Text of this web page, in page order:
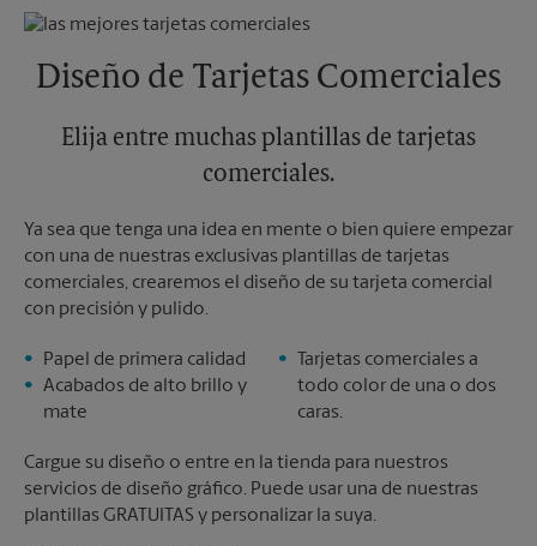
Martes
Viernes
5:00 PM
Domingo
Sin Recolección
Martes
5:00 PM
Diseño de Tarjetas Comerciales
Elija entre muchas plantillas de tarjetas
comerciales.
Ya sea que tenga una idea en mente o bien quiere empezar
con una de nuestras exclusivas plantillas de tarjetas
comerciales, crearemos el diseño de su tarjeta comercial
con precisión y pulido.
Papel de primera calidad
Acabados de alto brillo y
mate
Tarjetas comerciales a
todo color de una o dos
caras.
Cargue su diseño o entre en la tienda para nuestros
servicios de diseño gráfico. Puede usar una de nuestras
plantillas GRATUITAS y personalizar la suya.